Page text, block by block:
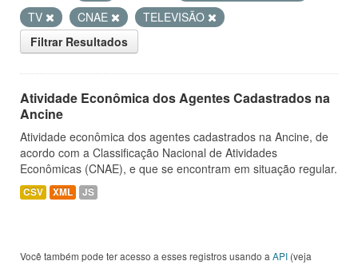
TV
CNAE
TELEVISÃO
Filtrar Resultados
Atividade Econômica dos Agentes Cadastrados na
Ancine
Atividade econômica dos agentes cadastrados na Ancine, de
acordo com a Classificação Nacional de Atividades
Econômicas (CNAE), e que se encontram em situação regular.
CSV XML JS
Você também pode ter acesso a esses registros usando a API (veja